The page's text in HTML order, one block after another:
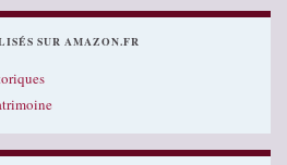
SUR AMAZON.FR